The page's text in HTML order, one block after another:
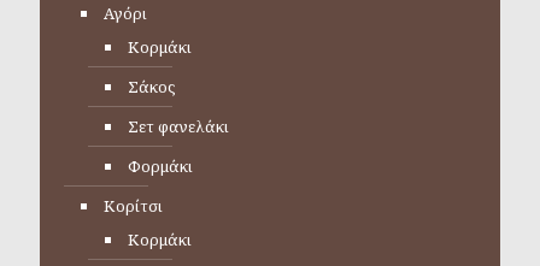
Αγόρι
Κορμάκι
Σάκος
Σετ φανελάκι
Φορμάκι
Κορίτσι
Κορμάκι